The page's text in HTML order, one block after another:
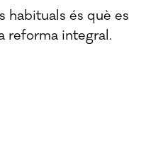
habituals és què es
reforma integral.